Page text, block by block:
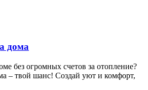
дома
без огромных счетов за отопление?
– твой шанс! Создай уют и комфорт,